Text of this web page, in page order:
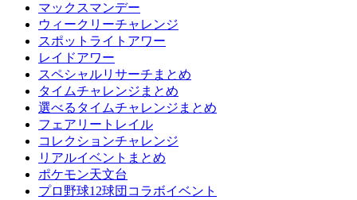
マックスマンデー
ウィークリーチャレンジ
スポットライトアワー
レイドアワー
スペシャルリサーチまとめ
タイムチャレンジまとめ
選べるタイムチャレンジまとめ
フェアリートレイル
コレクションチャレンジ
リアルイベントまとめ
ポケモン天文台
プロ野球12球団コラボイベント